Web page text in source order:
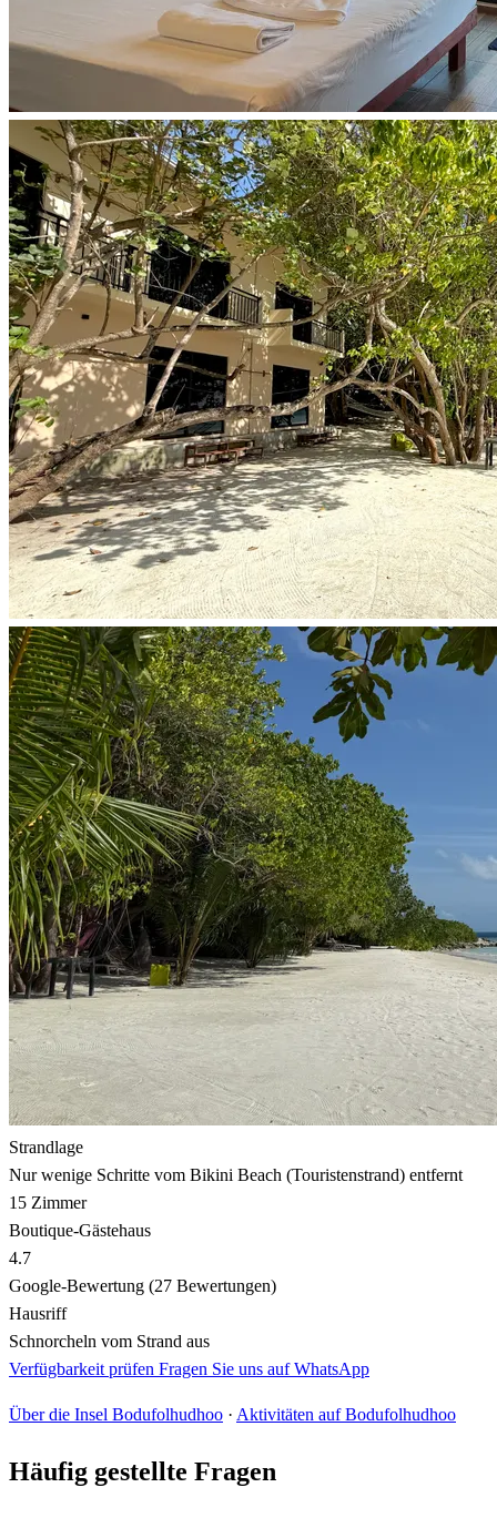
Strandlage
Nur wenige Schritte vom Bikini Beach (Touristenstrand) entfernt
15 Zimmer
Boutique-Gästehaus
4.7
Google-Bewertung (27 Bewertungen)
Hausriff
Schnorcheln vom Strand aus
Verfügbarkeit prüfen Fragen Sie uns auf WhatsApp
Über die Insel Bodufolhudhoo · Aktivitäten auf Bodufolhudhoo
Häufig gestellte Fragen